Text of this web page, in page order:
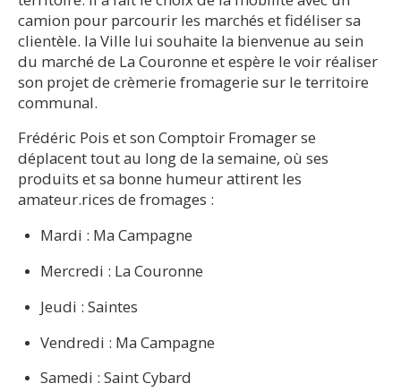
camion pour parcourir les marchés et fidéliser sa
clientèle. la Ville lui souhaite la bienvenue au sein
du marché de La Couronne et espère le voir réaliser
son projet de crèmerie fromagerie sur le territoire
communal.
Frédéric Pois et son Comptoir Fromager se
déplacent tout au long de la semaine, où ses
produits et sa bonne humeur attirent les
amateur.rices de fromages :
Mardi : Ma Campagne
Mercredi : La Couronne
Jeudi : Saintes
Vendredi : Ma Campagne
Samedi : Saint Cybard